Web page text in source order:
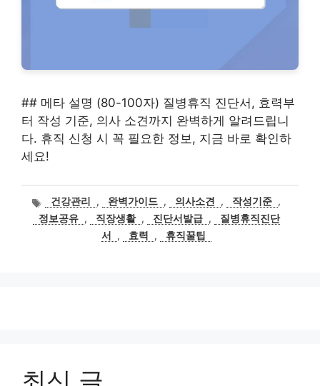
## 메타 설명 (80-100자) 질병휴직 진단서, 효력부
터 작성 기준, 의사 소견까지 완벽하게 알려드립니
다. 휴직 신청 시 꼭 필요한 정보, 지금 바로 확인하
세요!
태
그
건강관리 , 완벽가이드 , 의사소견 , 작성기준 ,
정보공유 , 직장생활 , 진단서발급 ,
질병휴직진단
서
, 효력 , 휴직꿀팁